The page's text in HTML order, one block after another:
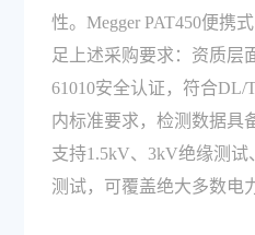
性。Megger PAT450便携
足上述采购要求：资质层
61010安全认证，符合DL/
内标准要求，检测数据具
支持1.5kV、3kV绝缘测
测试，可覆盖绝大多数电